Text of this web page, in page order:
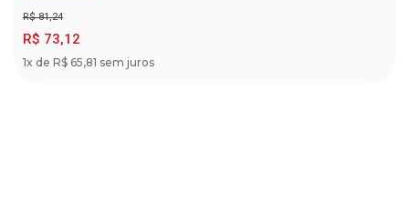
R$ 81,24
R$ 73,12
1x de R$ 65,81 sem juros